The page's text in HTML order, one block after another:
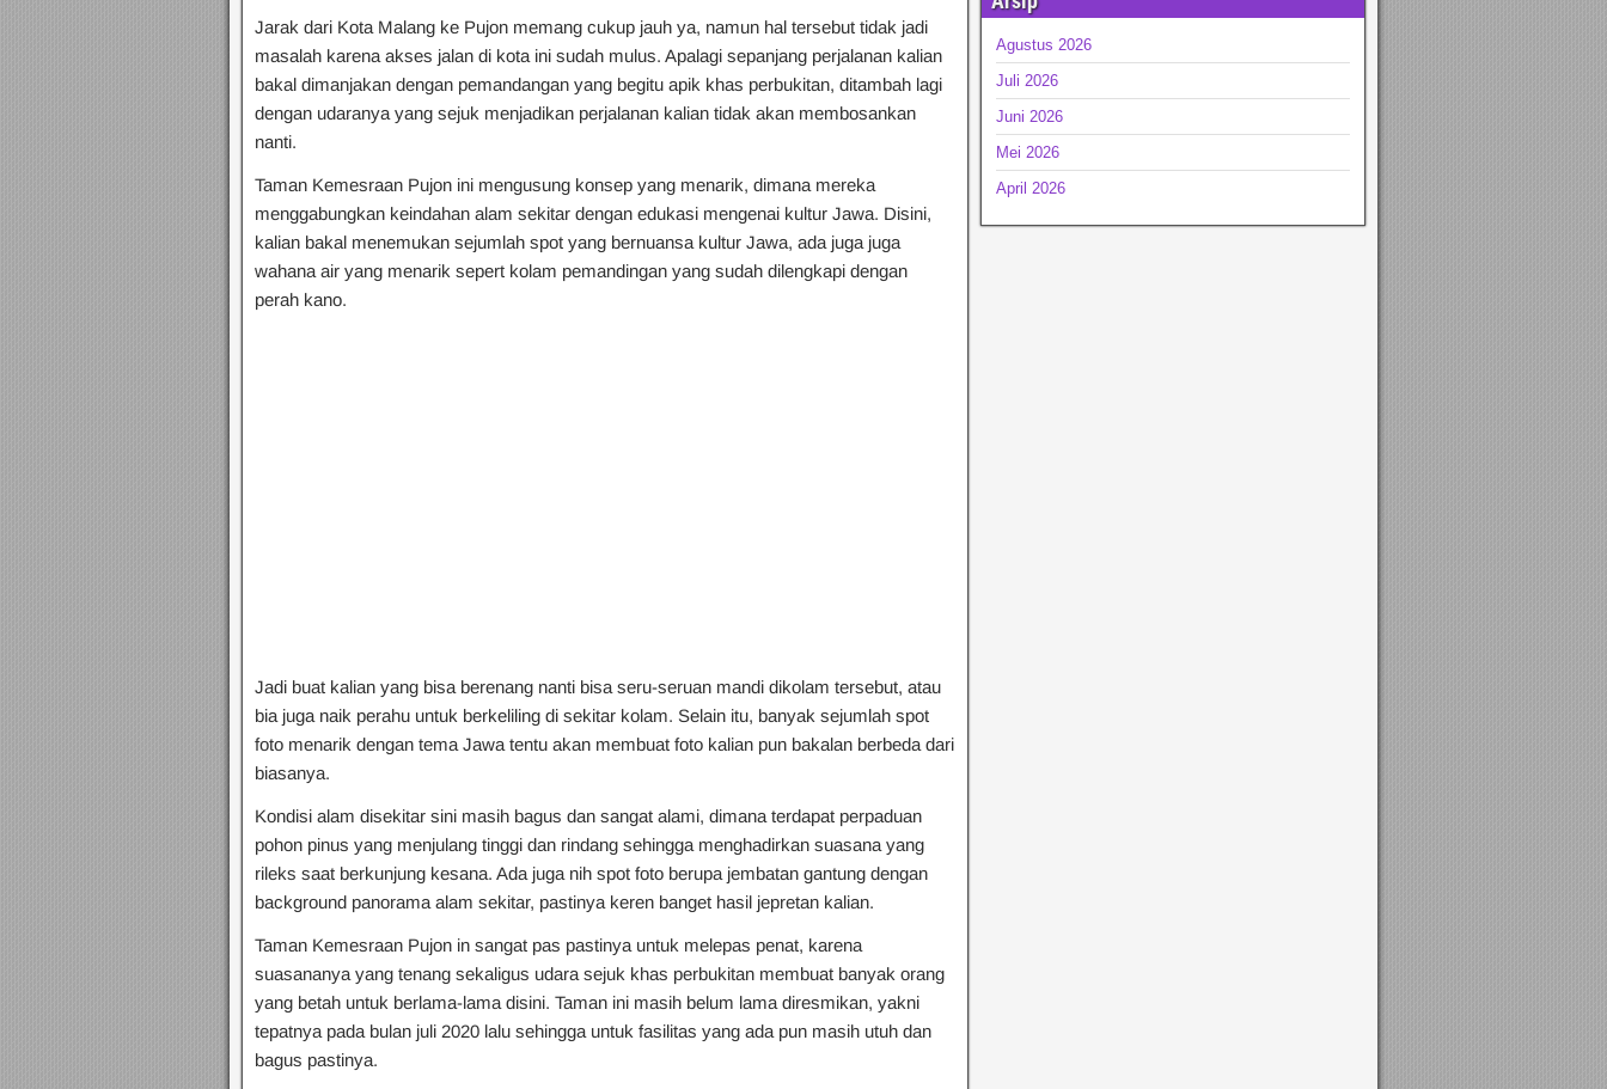
Jarak dari Kota Malang ke Pujon memang cukup jauh ya, namun hal tersebut tidak jadi
masalah karena akses jalan di kota ini sudah mulus. Apalagi sepanjang perjalanan kalian
bakal dimanjakan dengan pemandangan yang begitu apik khas perbukitan, ditambah lagi
dengan udaranya yang sejuk menjadikan perjalanan kalian tidak akan membosankan
nanti.
Taman Kemesraan Pujon ini mengusung konsep yang menarik, dimana mereka
menggabungkan keindahan alam sekitar dengan edukasi mengenai kultur Jawa. Disini,
kalian bakal menemukan sejumlah spot yang bernuansa kultur Jawa, ada juga juga
wahana air yang menarik sepert kolam pemandingan yang sudah dilengkapi dengan
perah kano.
Jadi buat kalian yang bisa berenang nanti bisa seru-seruan mandi dikolam tersebut, atau
bia juga naik perahu untuk berkeliling di sekitar kolam. Selain itu, banyak sejumlah spot
foto menarik dengan tema Jawa tentu akan membuat foto kalian pun bakalan berbeda dari
biasanya.
Kondisi alam disekitar sini masih bagus dan sangat alami, dimana terdapat perpaduan
pohon pinus yang menjulang tinggi dan rindang sehingga menghadirkan suasana yang
rileks saat berkunjung kesana. Ada juga nih spot foto berupa jembatan gantung dengan
background panorama alam sekitar, pastinya keren banget hasil jepretan kalian.
Taman Kemesraan Pujon in sangat pas pastinya untuk melepas penat, karena
suasananya yang tenang sekaligus udara sejuk khas perbukitan membuat banyak orang
yang betah untuk berlama-lama disini. Taman ini masih belum lama diresmikan, yakni
tepatnya pada bulan juli 2020 lalu sehingga untuk fasilitas yang ada pun masih utuh dan
bagus pastinya.
Agustus 2026
Juli 2026
Juni 2026
Mei 2026
April 2026